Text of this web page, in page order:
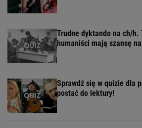
Trudne dyktando na ch/h.
humaniści mają szansę
Sprawdź się w quizie dla
postać do lektury!